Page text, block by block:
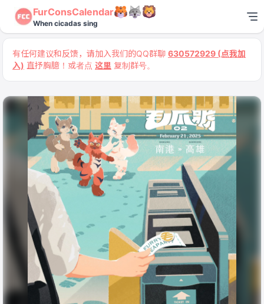
FurConsCalendar
When cicadas sing
有任何建议和反馈，请加入我们的QQ群聊 630572929 (点我加
入) 直抒胸臆！或者点 这里 复制群号。